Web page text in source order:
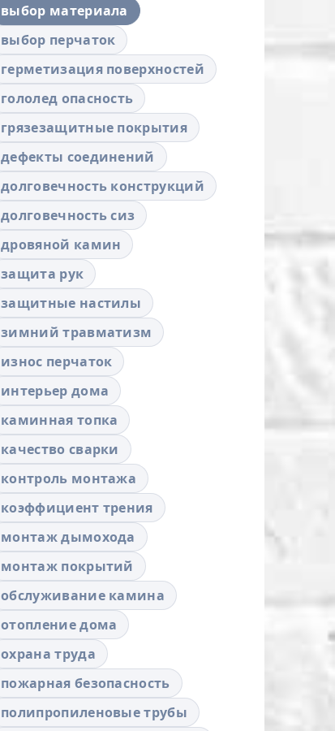
выбор материала
выбор перчаток
герметизация поверхностей
гололед опасность
грязезащитные покрытия
дефекты соединений
долговечность конструкций
долговечность сиз
дровяной камин
защита рук
защитные настилы
зимний травматизм
износ перчаток
интерьер дома
каминная топка
качество сварки
контроль монтажа
коэффициент трения
монтаж дымохода
монтаж покрытий
обслуживание камина
отопление дома
охрана труда
пожарная безопасность
полипропиленовые трубы